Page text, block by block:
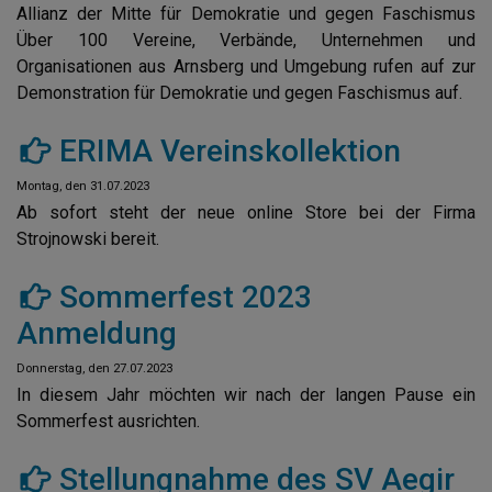
Allianz der Mitte für Demokratie und gegen Faschismus
Über 100 Vereine, Verbände, Unternehmen und
Organisationen aus Arnsberg und Umgebung rufen auf zur
Demonstration für Demokratie und gegen Faschismus auf.
ERIMA Vereinskollektion
Montag, den 31.07.2023
Ab sofort steht der neue online Store bei der Firma
Strojnowski bereit.
Sommerfest 2023
Anmeldung
Donnerstag, den 27.07.2023
In diesem Jahr möchten wir nach der langen Pause ein
Sommerfest ausrichten.
Stellungnahme des SV Aegir